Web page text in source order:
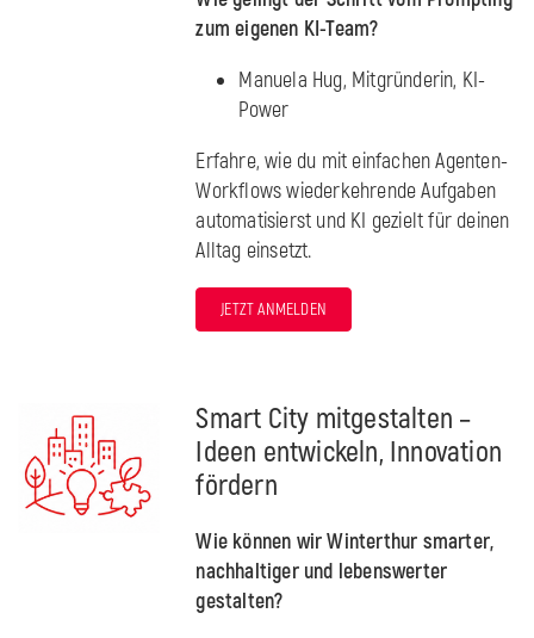
zum eigenen KI-Team?
Manuela Hug, Mitgründerin, KI-
Power
Erfahre, wie du mit einfachen Agenten-
Workflows wiederkehrende Aufgaben
automatisierst und KI gezielt für deinen
Alltag einsetzt.
JETZT ANMELDEN
Smart City mitgestalten –
Ideen entwickeln, Innovation
fördern
Wie können wir Winterthur smarter,
nachhaltiger und lebenswerter
gestalten?